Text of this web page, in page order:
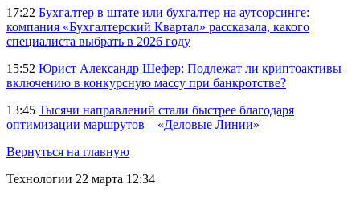
17:22 Бухгалтер в штате или бухгалтер на аутсорсинге:
компания «Бухгалтерский Квартал» рассказала, какого
специалиста выбрать в 2026 году
15:52 Юрист Александр Шефер: Подлежат ли криптоактивы
включению в конкурсную массу при банкротстве?
13:45 Тысячи направлений стали быстрее благодаря
оптимизации маршрутов – «Деловые Линии»
Вернуться на главную
Технологии 22 марта 12:34